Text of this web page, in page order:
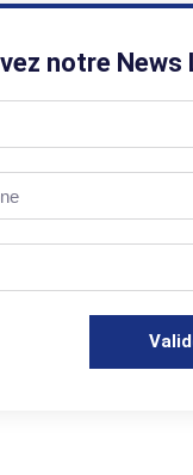
notre